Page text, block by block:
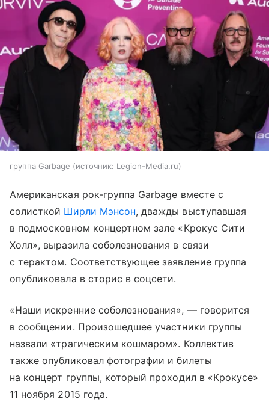
группа Garbage источник: Legion-Media.ru
Американская рок-группа Garbage вместе с
солисткой Ширли Мэнсон, дважды выступавшая
в подмосковном концертном зале «Крокус Сити
Холл», выразила соболезнования в связи
с терактом. Соответствующее заявление группа
опубликовала в сторис в соцсети.
«Наши искренние соболезнования», — говорится
в сообщении. Произошедшее участники группы
назвали «трагическим кошмаром». Коллектив
также опубликовал фотографии и билеты
на концерт группы, который проходил в «Крокусе»
11 ноября 2015 года.